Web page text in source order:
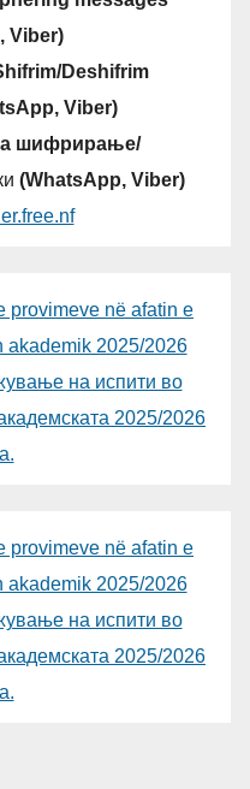
Viber)
Deshifrim
Viber)
шифрирање/
(WhatsApp, Viber)
provimeve në afatin e
akademik 2025/2026
на испити во
2025/2026
provimeve në afatin e
akademik 2025/2026
на испити во
2025/2026